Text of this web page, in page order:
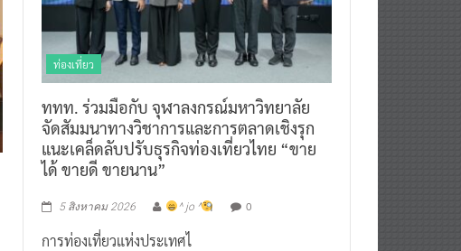
ท่องเที่ยว
ททท. ร่วมมือกับ จุฬาลงกรณ์มหาวิทยาลัย
จัดสัมมนาทางวิชาการและการตลาดเชิงรุก
แนะเคล็ดลับปรับธุรกิจท่องเที่ยวไทย “ขาย
ได้ ขายดี ขายนาน”
5 สิงหาคม 2026 ^ jo ^ 0
การท่องเที่ยวแห่งประเทศไ